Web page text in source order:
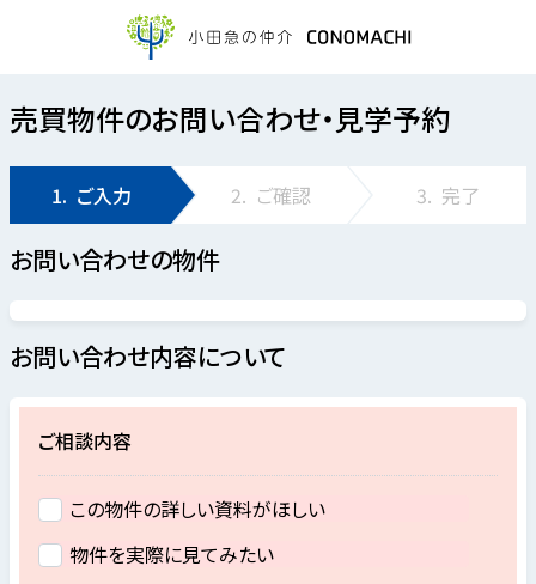
売買物件のお問い合わせ・見学予約
1. ご入力 2. ご確認 3. 完了
お問い合わせの物件
お問い合わせ内容について
ご相談内容
この物件の詳しい資料がほしい
物件を実際に見てみたい